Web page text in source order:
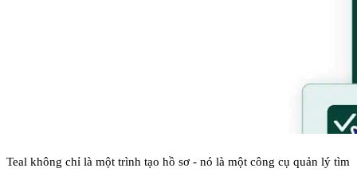
Teal không chỉ là một trình tạo hồ sơ - nó là một công cụ quản lý tìm